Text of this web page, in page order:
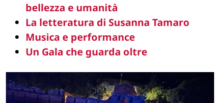
bellezza e umanità
La letteratura di Susanna Tamaro
Musica e performance
Un Gala che guarda oltre